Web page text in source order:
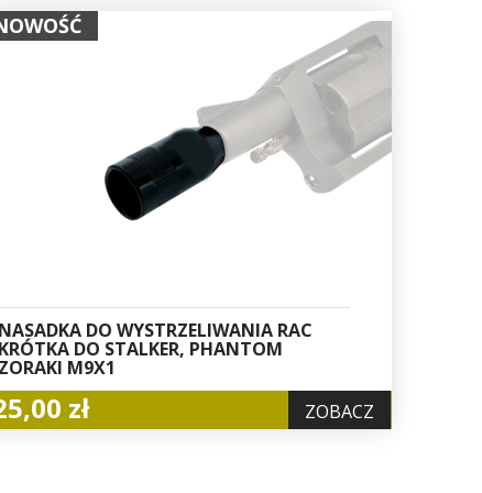
NASADKA DO WYSTRZELIWANIA RAC
KRÓTKA DO STALKER, PHANTOM
ZORAKI M9X1
zł ZOBACZ